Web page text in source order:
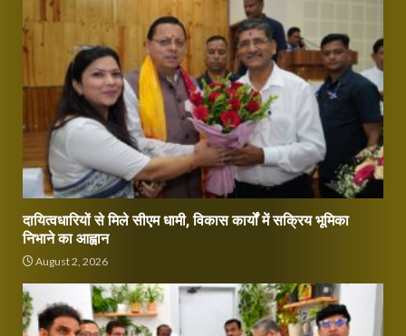
दायित्वधारियों से मिले सीएम धामी, विकास कार्यों में सक्रिय भूमिका
निभाने का आह्वान
August 2, 2026